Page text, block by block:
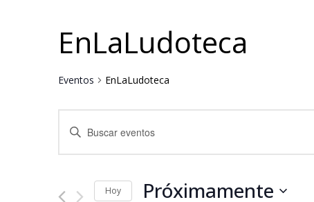
EnLaLudoteca
Eventos EnLaLudoteca
Navegación
de
y
Introduce
clave.
Eventos
para Hoy Próximamente